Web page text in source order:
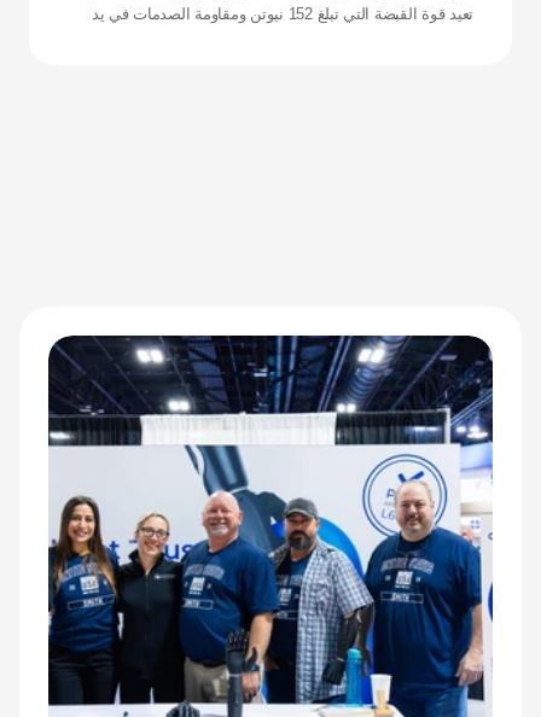
تعيد قوة القبضة التي تبلغ 152 نيوتن ومقاومة الصدمات في يد